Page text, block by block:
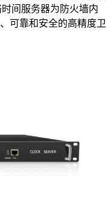
间服务器为防火墙内
可靠和安全的高精度卫